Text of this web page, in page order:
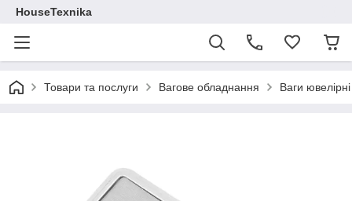
HouseTexnika
Товари та послуги Вагове обладнання Ваги ювелірні